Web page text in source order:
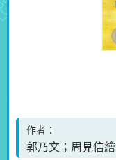
作者
郭乃文；周見信繪